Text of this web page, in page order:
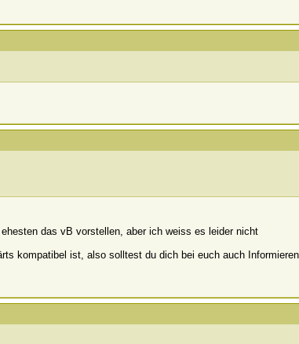
das vB vorstellen, aber ich weiss es leider nicht
kompatibel ist, also solltest du dich bei euch auch